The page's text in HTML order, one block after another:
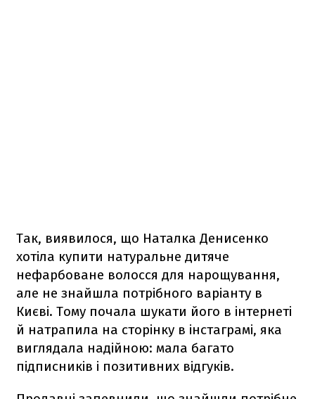
Так, виявилося, що Наталка Денисенко
хотіла купити натуральне дитяче
нефарбоване волосся для нарощування,
але не знайшла потрібного варіанту в
Києві. Тому почала шукати його в інтернеті
й натрапила на сторінку в інстаграмі, яка
виглядала надійною: мала багато
підписників і позитивних відгуків.